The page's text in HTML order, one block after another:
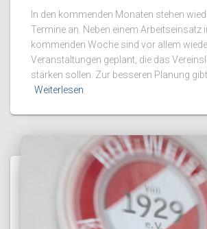
In den kommenden Monaten stehen
Termine an. Neben einem Arbeitseinsatz
kommenden Woche sind vor allem
Veranstaltungen geplant, die das
stärken sollen. Zur besseren Planung
Weiterlesen